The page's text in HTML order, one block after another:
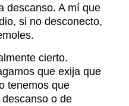
descanso. A mí que
si no desconecto,
cierto.
que exija que
tenemos que
o de